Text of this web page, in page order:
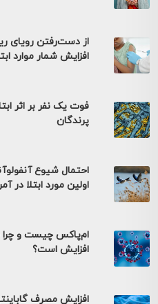
از دست‌رفتن رویای
افزایش شمار موارد
فوت یک نفر بر اثر
پرندگان
احتمال شیوع
اولین مورد ابتلا در آمریکا در
ام‌پاکس چیست و چرا
افزایش است؟
افزایش مصرف